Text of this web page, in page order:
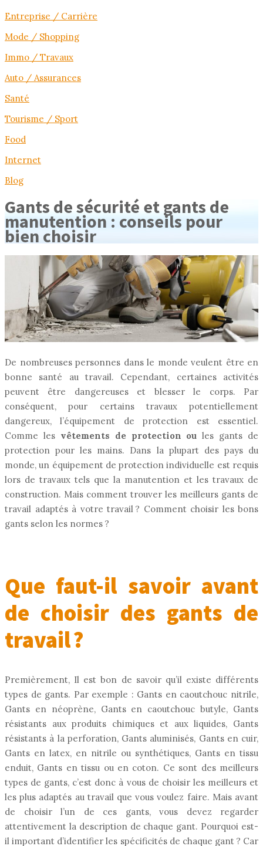
Entreprise / Carrière
Mode / Shopping
Immo / Travaux
Auto / Assurances
Santé
Tourisme / Sport
Food
Internet
Blog
Gants de sécurité et gants de
manutention : conseils pour
bien choisir
De nombreuses personnes dans le monde veulent être en
bonne santé au travail. Cependant, certaines activités
peuvent être dangereuses et blesser le corps. Par
conséquent, pour certains travaux potentiellement
dangereux, l’équipement de protection est essentiel.
Comme les vêtements de protection oules gants de
protection pour les mains. Dans la plupart des pays du
monde, un équipement de protection individuelle est requis
lors de travaux tels que la manutention et les travaux de
construction. Mais comment trouver les meilleurs gants de
travail adaptés à votre travail ? Comment choisir les bons
gants selon les normes ?
Que faut-il savoir avant
de choisir des gants de
travail ?
Premièrement, Il est bon de savoir qu’il existe différents
types de gants. Par exemple : Gants en caoutchouc nitrile,
Gants en néoprène, Gants en caoutchouc butyle, Gants
résistants aux produits chimiques et aux liquides, Gants
résistants à la perforation, Gants aluminisés, Gants en cuir,
Gants en latex, en nitrile ou synthétiques, Gants en tissu
enduit, Gants en tissu ou en coton. Ce sont des meilleurs
types de gants, c’est donc à vous de choisir les meilleurs et
les plus adaptés au travail que vous voulez faire. Mais avant
de choisir l’un de ces gants, vous devez regarder
attentivement la description de chaque gant. Pourquoi est-
il important d’identifier les spécificités de chaque gant ? Car